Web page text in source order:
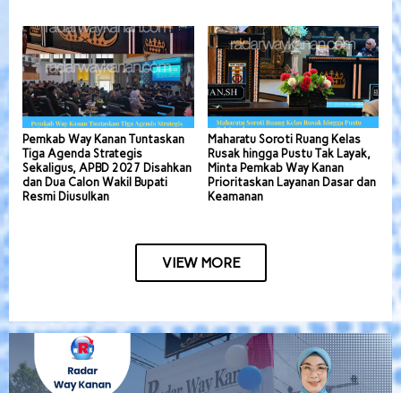
Pemkab Way Kanan Tuntaskan
Tiga Agenda Strategis
Sekaligus, APBD 2027 Disahkan
dan Dua Calon Wakil Bupati
Resmi Diusulkan
Maharatu Soroti Ruang Kelas
Rusak hingga Pustu Tak Layak,
Minta Pemkab Way Kanan
Prioritaskan Layanan Dasar dan
Keamanan
VIEW MORE